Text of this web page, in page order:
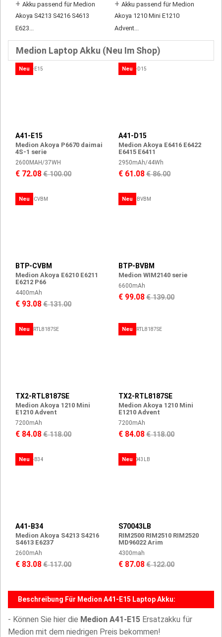
+ Akku passend für Medion
Akoya S4213 S4216 S4613
E623...
+ Akku passend für Medion
Akoya 1210 Mini E1210
Advent...
Medion Laptop Akku (Neu Im Shop)
Neu
A41-E15
Medion Akoya P6670 daimai
4S-1 serie
2600MAH/37WH
€ 72.08€ 100.00
Neu
A41-D15
Medion Akoya E6416 E6422
E6415 E6411
2950mAh/44Wh
€ 61.08€ 86.00
Neu
BTP-CVBM
Medion Akoya E6210 E6211
E6212 P66
4400mAh
€ 93.08€ 131.00
Neu
BTP-BVBM
Medion WIM2140 serie
6600mAh
€ 99.08€ 139.00
Neu
TX2-RTL8187SE
Medion Akoya 1210 Mini
E1210 Advent
7200mAh
€ 84.08€ 118.00
Neu
TX2-RTL8187SE
Medion Akoya 1210 Mini
E1210 Advent
7200mAh
€ 84.08€ 118.00
Neu
A41-B34
Medion Akoya S4213 S4216
S4613 E6237
2600mAh
€ 83.08€ 117.00
Neu
S70043LB
RIM2500 RIM2510 RIM2520
MD96022 Arim
4300mah
€ 87.08€ 122.00
Beschreibung Für Medion A41-E15 Laptop Akku:
- Können Sie hier die Medion A41-E15 Ersatzakku für
Medion mit dem niedrigen Preis bekommen!